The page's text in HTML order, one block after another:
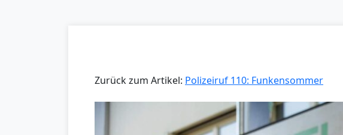
Zurück zum Artikel: Polizeiruf 110: Funkensommer